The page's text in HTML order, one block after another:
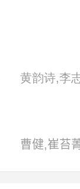
黄韵诗,李
曹健,崔苔